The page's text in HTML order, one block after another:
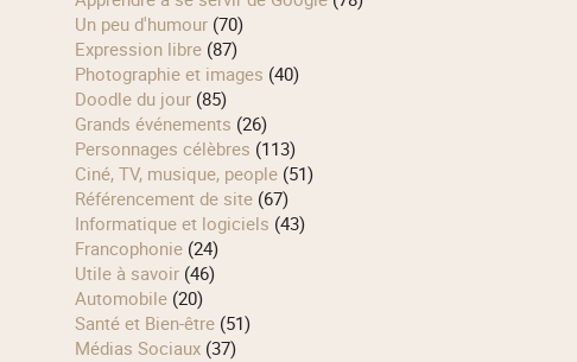
Un peu d'humour(70)
Expression libre(87)
Photographie et images (40)
Doodle du jour(85)
Grands événements (26)
Personnages célèbres (113)
Ciné, TV, musique, people(51)
Référencement de site(67)
Informatique et logiciels (43)
Francophonie(24)
Utile à savoir(46)
Automobile(20)
Santé et Bien-être(51)
Médias Sociaux(37)